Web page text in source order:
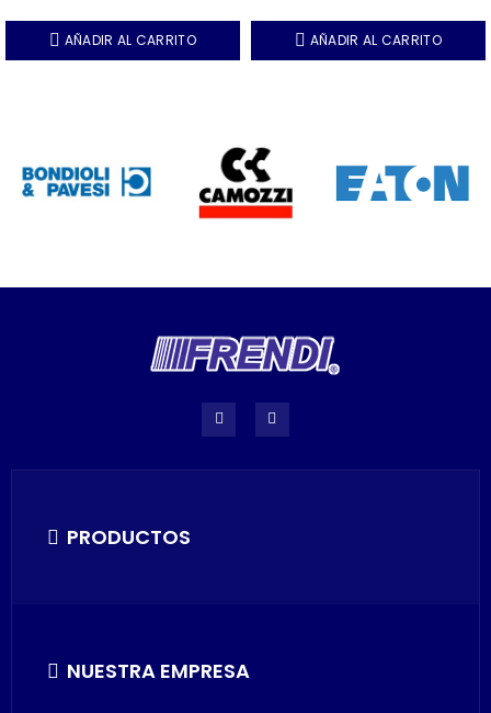
AÑADIR AL CARRITO AÑADIR AL CARRITO
PRODUCTOS
NUESTRA EMPRESA